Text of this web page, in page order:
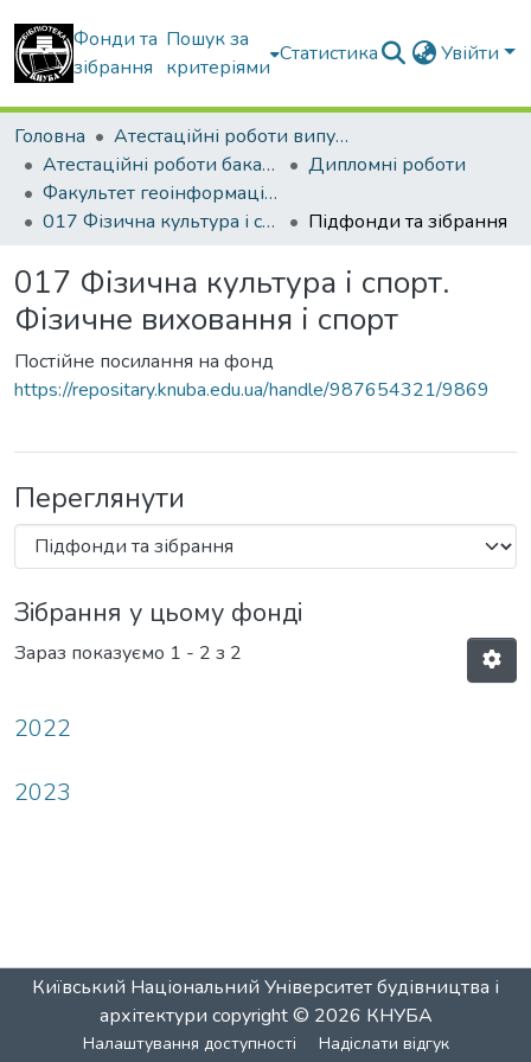
Фонди та
зібрання
Пошук за
критеріями
Статистика Увійти
Головна
Атестаційні роботи випускників
Атестаційні роботи бакалаврів
Дипломні роботи
Факультет геоінформаційних систем та управління територіями
017 Фізична культура і спорт. Фізичне виховання і спорт
Підфонди та зібрання
017 Фізична культура і спорт.
Фізичне виховання і спорт
Постійне посилання на фонд
https://repositary.knuba.edu.ua/handle/987654321/9869
Переглянути
Зібрання у цьому фонді
Зараз показуємо 1 - 2 з 2
2022
2023
Київський Національний Університет будівництва і
архітектури copyright © 2026 КНУБА
Налаштування доступності Надіслати відгук